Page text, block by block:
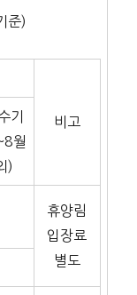
준)
비고
기
월
)
휴양림
입장료
별도